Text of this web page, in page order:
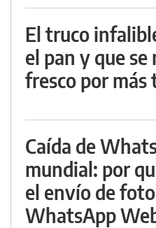
El truco
el pan y que
fresco por más
Caída de
mundial: por
el envío de
WhatsApp